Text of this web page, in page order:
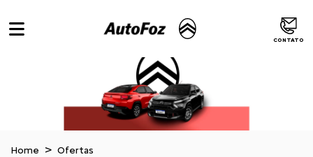
CONTATO
Home Ofertas